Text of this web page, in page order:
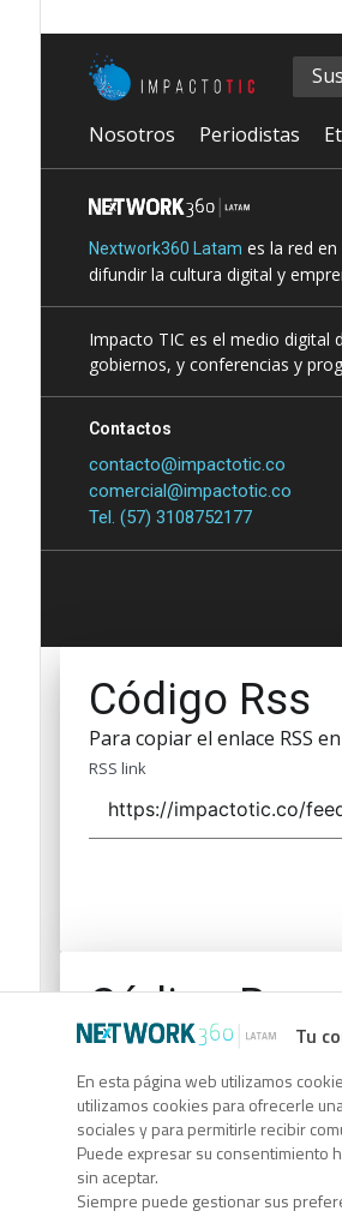
Tu
En esta página web utilizamos
utilizamos cookies para ofrecerle
sociales y para permitirle recibir
Puede expresar su consentimiento
sin aceptar.
Siempre puede gestionar sus
Nosotros Periodistas
Nextwork360 Latam es la red
difundir la cultura digital y
Impacto TIC es el medio digital
gobiernos, y conferencias y
Contactos
contacto@impactotic.co
comercial@impactotic.co
Tel. (57) 3108752177
Código Rss
Para copiar el enlace RSS
RSS link
Código Rss
Para copiar el enlace RSS
RSS link